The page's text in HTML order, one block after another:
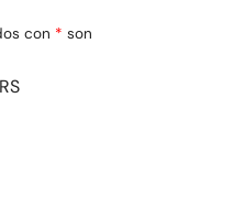
con * son